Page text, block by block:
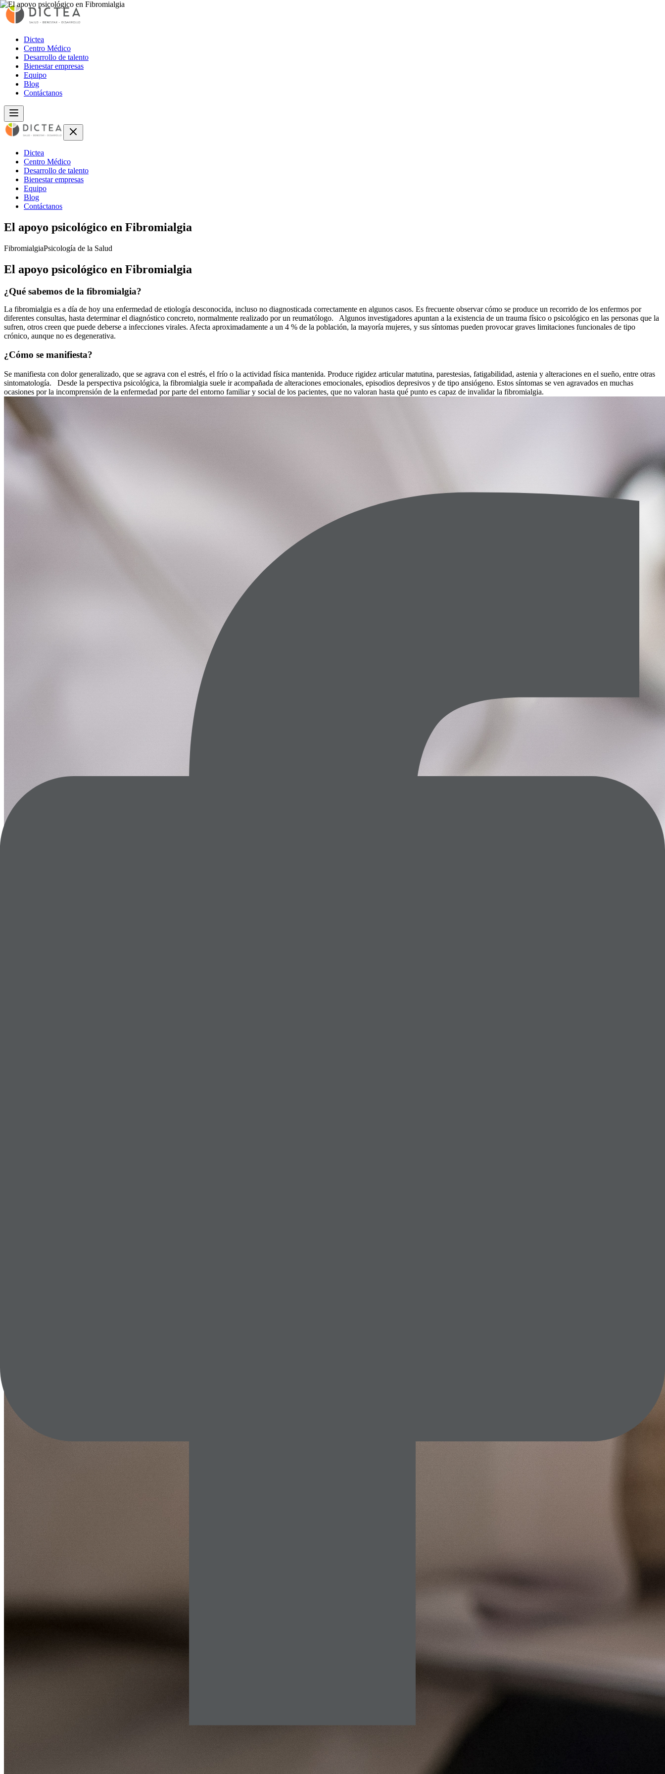
Dictea
Centro Médico
Desarrollo de talento
Bienestar empresas
Equipo
Blog
Contáctanos
Dictea
Centro Médico
Desarrollo de talento
Bienestar empresas
Equipo
Blog
Contáctanos
El apoyo psicológico en Fibromialgia
FibromialgiaPsicología de la Salud
El apoyo psicológico en Fibromialgia
¿Qué sabemos de la fibromialgia?
La fibromialgia es a día de hoy una enfermedad de etiología desconocida, incluso no diagnosticada correctamente en algunos casos. Es frecuente observar cómo se produce un recorrido de los enfermos por
diferentes consultas, hasta determinar el diagnóstico concreto, normalmente realizado por un reumatólogo. Algunos investigadores apuntan a la existencia de un trauma físico o psicológico en las personas que la
sufren, otros creen que puede deberse a infecciones virales. Afecta aproximadamente a un 4 % de la población, la mayoría mujeres, y sus síntomas pueden provocar graves limitaciones funcionales de tipo
crónico, aunque no es degenerativa.
¿Cómo se manifiesta?
Se manifiesta con dolor generalizado, que se agrava con el estrés, el frío o la actividad física mantenida. Produce rigidez articular matutina, parestesias, fatigabilidad, astenia y alteraciones en el sueño, entre otras
sintomatología. Desde la perspectiva psicológica, la fibromialgia suele ir acompañada de alteraciones emocionales, episodios depresivos y de tipo ansiógeno. Estos síntomas se ven agravados en muchas
ocasiones por la incomprensión de la enfermedad por parte del entorno familiar y social de los pacientes, que no valoran hasta qué punto es capaz de invalidar la fibromialgia.